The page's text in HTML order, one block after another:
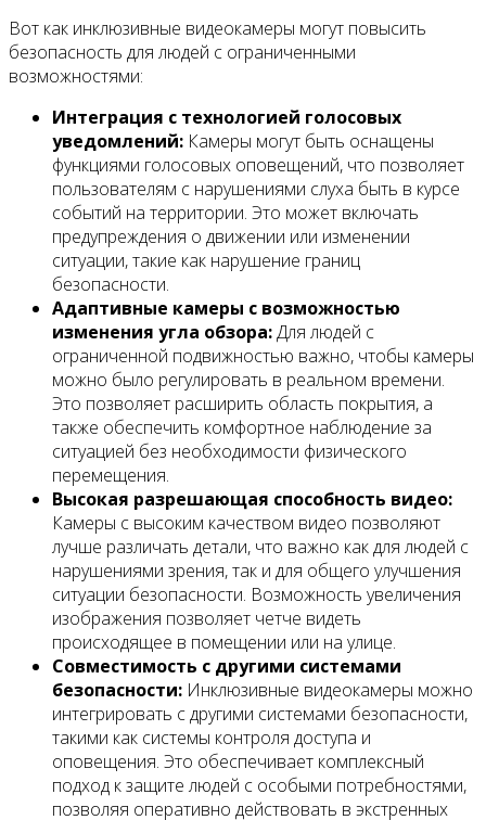
Вот как инклюзивные видеокамеры могут повысить
безопасность для людей с ограниченными
возможностями:
Интеграция с технологией голосовых
уведомлений: Камеры могут быть оснащены
функциями голосовых оповещений, что позволяет
пользователям с нарушениями слуха быть в курсе
событий на территории. Это может включать
предупреждения о движении или изменении
ситуации, такие как нарушение границ
безопасности.
Адаптивные камеры с возможностью
изменения угла обзора:Для людей с
ограниченной подвижностью важно, чтобы камеры
можно было регулировать в реальном времени.
Это позволяет расширить область покрытия, а
также обеспечить комфортное наблюдение за
ситуацией без необходимости физического
перемещения.
Высокая разрешающая способность видео:
Камеры с высоким качеством видео позволяют
лучше различать детали, что важно как для людей с
нарушениями зрения, так и для общего улучшения
ситуации безопасности. Возможность увеличения
изображения позволяет четче видеть
происходящее в помещении или на улице.
Совместимость с другими системами
безопасности: Инклюзивные видеокамеры можно
интегрировать с другими системами безопасности,
такими как системы контроля доступа и
оповещения. Это обеспечивает комплексный
подход к защите людей с особыми потребностями,
позволяя оперативно действовать в экстренных